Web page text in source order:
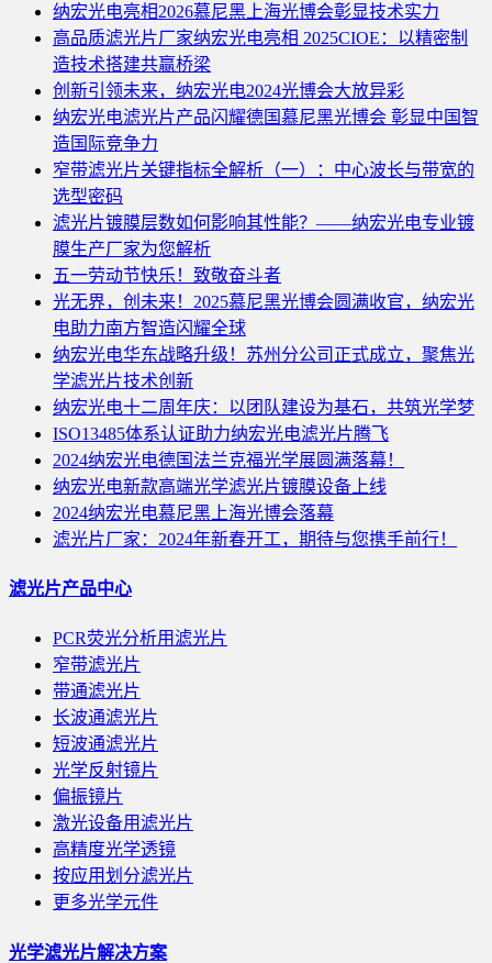
纳宏光电亮相2026慕尼黑上海光博会彰显技术实力
高品质滤光片厂家纳宏光电亮相 2025CIOE：以精密制
造技术搭建共赢桥梁
创新引领未来，纳宏光电2024光博会大放异彩
纳宏光电滤光片产品闪耀德国慕尼黑光博会 彰显中国智
造国际竞争力
窄带滤光片关键指标全解析（一）：中心波长与带宽的
选型密码
滤光片镀膜层数如何影响其性能？——纳宏光电专业镀
膜生产厂家为您解析
五一劳动节快乐！致敬奋斗者
光无界，创未来！2025慕尼黑光博会圆满收官，纳宏光
电助力南方智造闪耀全球
纳宏光电华东战略升级！苏州分公司正式成立，聚焦光
学滤光片技术创新
纳宏光电十二周年庆：以团队建设为基石，共筑光学梦
ISO13485体系认证助力纳宏光电滤光片腾飞
2024纳宏光电德国法兰克福光学展圆满落幕！
纳宏光电新款高端光学滤光片镀膜设备上线
2024纳宏光电慕尼黑上海光博会落幕
滤光片厂家：2024年新春开工，期待与您携手前行！
滤光片产品中心
PCR荧光分析用滤光片
窄带滤光片
带通滤光片
长波通滤光片
短波通滤光片
光学反射镜片
偏振镜片
激光设备用滤光片
高精度光学透镜
按应用划分滤光片
更多光学元件
光学滤光片解决方案